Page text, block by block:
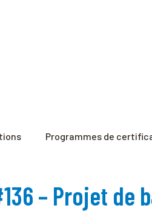
Programmes de
– Projet de